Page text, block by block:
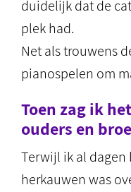
duidelijk dat de
plek had.
Net als trouwens
pianospelen om
Toen zag ik
ouders en
Terwijl ik al
herkauwen was